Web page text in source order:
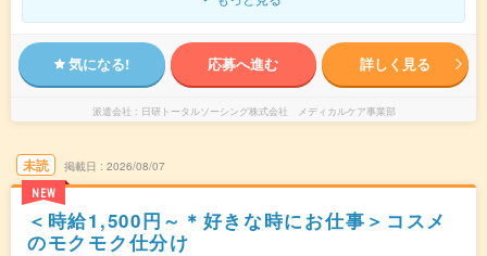
気になる! 応募へ進む 詳しく見る
派遣会社 日研トータルソーシング株式会社 メディカルケア事業部
未読
NEW
掲載日 2026/08/07
＜時給1,500円～＊好きな時にお仕事＞コスメ
のモクモク仕分け